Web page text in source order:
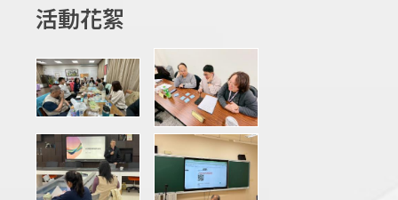
活動花絮